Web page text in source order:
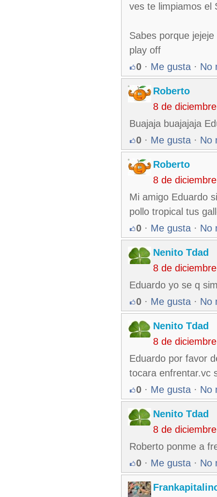
ves te limpiamos el
Sabes porque
play off
0 · Me gusta · No
Roberto
8 de
Buajaja buajajaja
0 · Me gusta · No
Roberto
8 de
Mi amigo Eduardo
pollo tropical tus
0 · Me gusta · No
Nenito Tdad
8 de
Eduardo yo se q
0 · Me gusta · No
Nenito Tdad
8 de
Eduardo por favor
tocara enfrentar.vc
0 · Me gusta · No
Nenito Tdad
8 de
Roberto ponme a
0 · Me gusta · No